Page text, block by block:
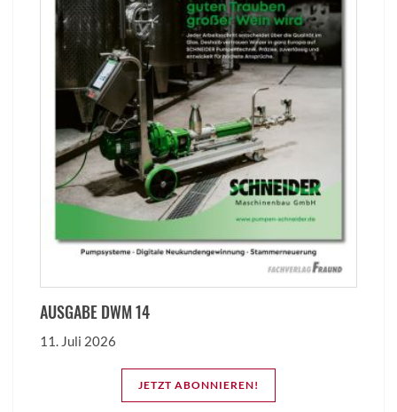
AUSGABE DWM 14
11. Juli 2026
JETZT ABONNIEREN!